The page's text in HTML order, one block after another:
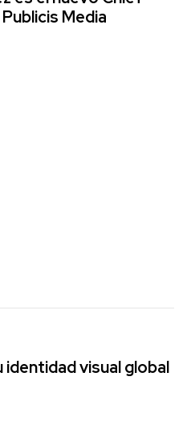
Media
identidad visual global